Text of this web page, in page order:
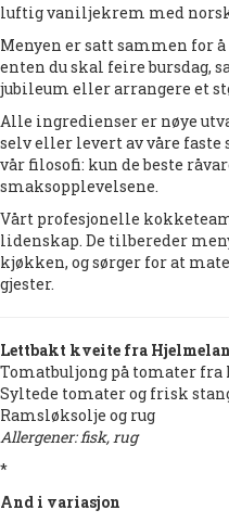
luftig vaniljekrem med
Menyen er satt sammen for
enten du skal feire bursdag,
jubileum eller arrangere et
Alle ingredienser er nøye
selv eller levert av våre
vår filosofi: kun de beste
smaksopplevelsene.
Vårt profesjonelle
lidenskap. De tilbereder
kjøkken, og sørger for at
gjester.
Lettbakt kveite fra
Tomatbuljong på tomater fra
Syltede tomater og frisk
Ramsløksolje og rug
Allergener: fisk, rug
*
And i variasjon